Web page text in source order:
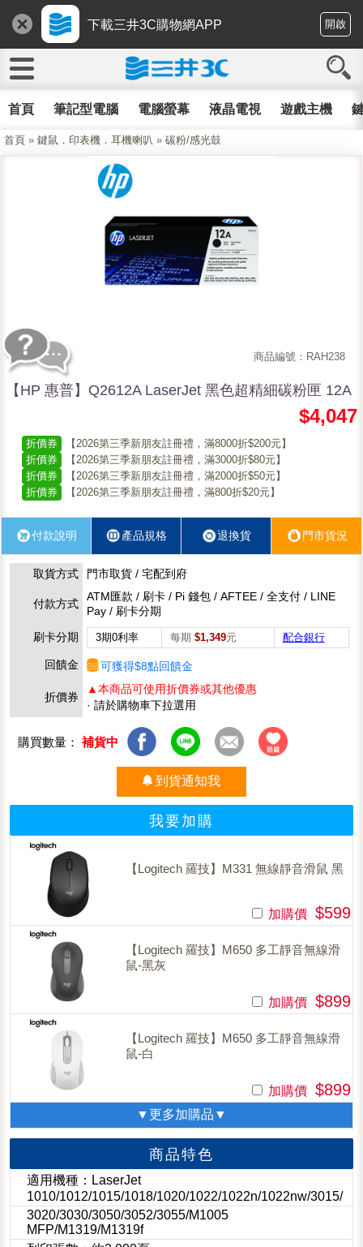
下載三井3C購物網APP 開啟
首頁 筆記型電腦 電腦螢幕 液晶電視 遊戲主機
首頁 » 鍵鼠．印表機．耳機喇叭 » 碳粉/感光鼓
商品編號：RAH238
【HP 惠普】Q2612A LaserJet 黑色超精細碳粉匣 12A
$4,047
折價券
【2026第三季新朋友註冊禮，滿8000折$200元】
折價券
【2026第三季新朋友註冊禮，滿3000折$80元】
折價券
【2026第三季新朋友註冊禮，滿2000折$50元】
折價券
【2026第三季新朋友註冊禮，滿800折$20元】
付款說明 產品規格 退換貨 門市貨況
取貨方式 門市取貨 / 宅配到府
付款方式
ATM匯款 / 刷卡 / Pi 錢包 / AFTEE / 全支付 / LINE
Pay / 刷卡分期
刷卡分期
3期0利率 每期 $1,349元 配合銀行
回饋金 可獲得$8點回饋金
折價券
▲本商品可使用折價券或其他優惠
· 請於購物車下拉選用
購買數量： 補貨中
到貨通知我
我要加購
【Logitech 羅技】M331 無線靜音滑鼠 黑
加購價 $599
【Logitech 羅技】M650 多工靜音無線滑
鼠-黑灰
加購價 $899
【Logitech 羅技】M650 多工靜音無線滑
鼠-白
加購價 $899
▼更多加購品▼
商品特色
適用機種：LaserJet
1010/1012/1015/1018/1020/1022/1022n/1022nw/3015/
3020/3030/3050/3052/3055/M1005
MFP/M1319/M1319f